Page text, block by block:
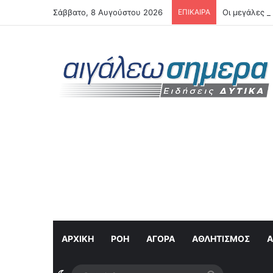
Σάββατο, 8 Αυγούστου 2026 ΕΠΙΚΑΙΡΑ Οι μεγάλες
ΑΡΧΙΚΗ ΡΟΉ ΑΓΟΡΆ ΑΘΛΗΤΙΣΜΌΣ